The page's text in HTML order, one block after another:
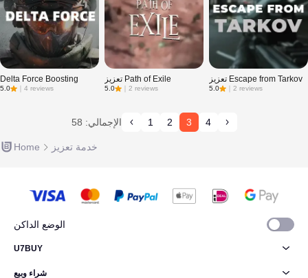
Delta Force Boosting
5.0 4 reviews
تعزيز Path of Exile
5.0 2 reviews
تعزيز Escape from Tarkov
5.0 2 reviews
الإجمالي: 58 1 2 3 4
Home خدمة تعزيز
الوضع الداكن
U7BUY
شراء وبيع